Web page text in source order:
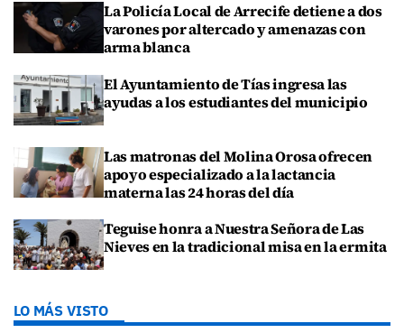
La Policía Local de Arrecife detiene a dos
varones por altercado y amenazas con
arma blanca
El Ayuntamiento de Tías ingresa las
ayudas a los estudiantes del municipio
Las matronas del Molina Orosa ofrecen
apoyo especializado a la lactancia
materna las 24 horas del día
Teguise honra a Nuestra Señora de Las
Nieves en la tradicional misa en la ermita
LO MÁS VISTO